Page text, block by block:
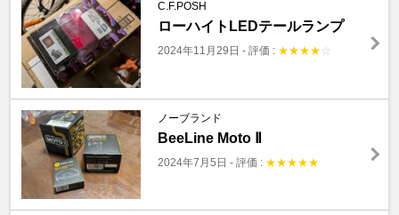
C.F.POSH
ローハイトLEDテールランプ
2024年11月29日 - 評価 : ★★★★ ☆
ノーブランド
BeeLine Moto Ⅱ
2024年7月5日 - 評価 : ★★★★★